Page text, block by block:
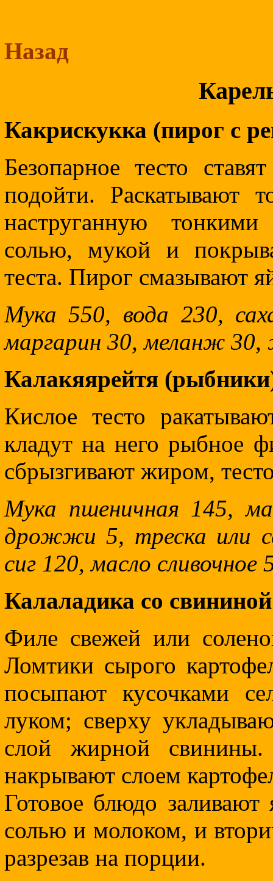
Назад
Какрискукка (пирог с
Безопарное тесто
подойти. Раскатывают
наструганную
солью, мукой и
теста. Пирог смазывают
Мука 550, вода 230,
маргарин 30, меланж
Калакяярейтя
Кислое тесто
кладут на него рыбное
сбрызгивают жиром,
Мука пшеничная 145,
дрожжи 5, треска или
сиг 120, масло сливочное
Калаладика со
Филе свежей или
Ломтики сырого
посыпают кусочками
луком; сверху
слой жирной
накрывают слоем
Готовое блюдо
солью и молоком, и
разрезав на порции.